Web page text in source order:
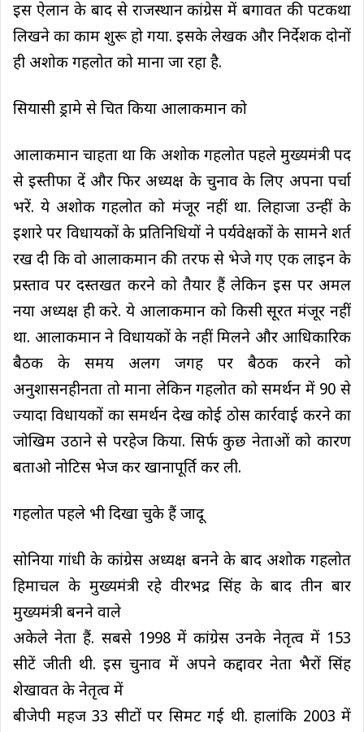
इस ऐलान के बाद से राजस्थान कांग्रेस में बगावत की पटकथा
लिखने का काम शुरू हो गया. इसके लेखक और निर्देशक दोनों
ही अशोक गहलोत को माना जा रहा है.
सियासी ड्रामे से चित किया आलाकमान को
आलाकमान चाहता था कि अशोक गहलोत पहले मुख्यमंत्री पद
से इस्तीफा दें और फिर अध्यक्ष के चुनाव के लिए अपना पर्चा
भरें. ये अशोक गहलोत को मंजूर नहीं था. लिहाजा उन्हीं के
इशारे पर विधायकों के प्रतिनिधियों ने पर्यवेक्षकों के सामने शर्त
रख दी कि वो आलाकमान की तरफ से भेजे गए एक लाइन के
प्रस्ताव पर दस्तखत करने को तैयार हैं लेकिन इस पर अमल
नया अध्यक्ष ही करे. ये आलाकमान को किसी सूरत मंजूर नहीं
था. आलाकमान ने विधायकों के नहीं मिलने और आधिकारिक
बैठक के समय अलग जगह पर बैठक करने को
अनुशासनहीनता तो माना लेकिन गहलोत को समर्थन में 90 से
ज्यादा विधायकों का समर्थन देख कोई ठोस कार्रवाई करने का
जोखिम उठाने से परहेज किया. सिर्फ कुछ नेताओं को कारण
बताओ नोटिस भेज कर खानापूर्ति कर ली.
गहलोत पहले भी दिखा चुके हैं जादू
सोनिया गांधी के कांग्रेस अध्यक्ष बनने के बाद अशोक गहलोत
हिमाचल के मुख्यमंत्री रहे वीरभद्र सिंह के बाद तीन बार
मुख्यमंत्री बनने वाले
अकेले नेता हैं. सबसे 1998 में कांग्रेस उनके नेतृत्व में 153
सीटें जीती थी. इस चुनाव में अपने कद्दावर नेता भैरों सिंह
शेखावत के नेतृत्व में
बीजेपी महज 33 सीटों पर सिमट गई थी. हालांकि 2003 में